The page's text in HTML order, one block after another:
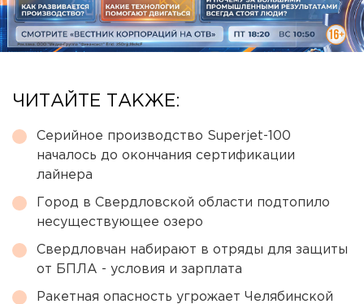
ЧИТАЙТЕ ТАКЖЕ:
Серийное производство Superjet-100
началось до окончания сертификации
лайнера
Город в Свердловской области подтопило
несуществующее озеро
Свердловчан набирают в отряды для защиты
от БПЛА - условия и зарплата
Ракетная опасность угрожает Челябинской